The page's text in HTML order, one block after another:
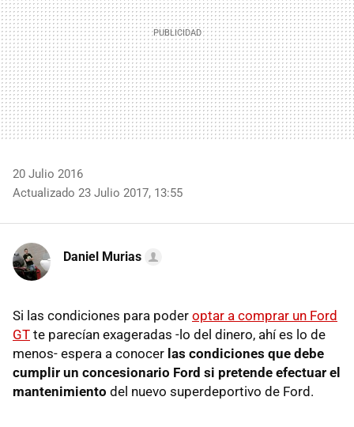
20 Julio 2016
Actualizado 23 Julio 2017, 13:55
Daniel Murias
Si las condiciones para poder optar a comprar un Ford
GT te parecían exageradas -lo del dinero, ahí es lo de
menos- espera a conocer las condiciones que debe
cumplir un concesionario Ford si pretende efectuar el
mantenimiento del nuevo superdeportivo de Ford.